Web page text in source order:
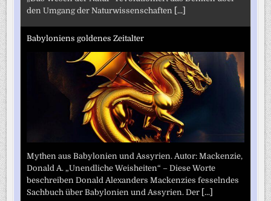
den Umgang der Naturwissenschaften [...]
Babyloniens goldenes Zeitalter
Mythen aus Babylonien und Assyrien. Autor: Mackenzie,
Donald A. „Unendliche Weisheiten“ – Diese Worte
beschreiben Donald Alexanders Mackenzies fesselndes
Sachbuch über Babylonien und Assyrien. Der [...]